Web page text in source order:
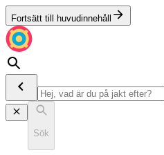
Fortsätt till huvudinnehåll
Sök